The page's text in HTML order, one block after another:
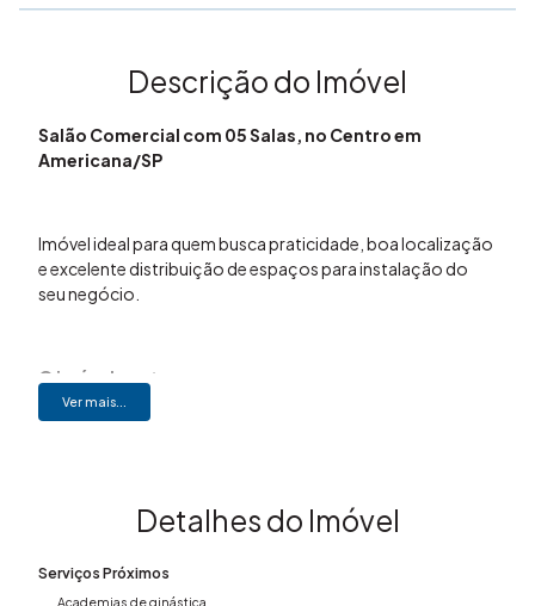
Descrição do Imóvel
Salão Comercial com 05 Salas, no Centro em
Americana/SP
Imóvel ideal para quem busca praticidade, boa localização
e excelente distribuição de espaços para instalação do
seu negócio.
O imóvel conta com:
Área total de 125,8 m²
Área útil de 101,62 m²
2 vagas de garagem
Ver mais...
Detalhes do Imóvel
Serviços Próximos
Academias de ginástica